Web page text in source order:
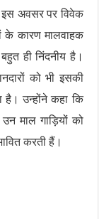
अवसर पर विवेक
के कारण मालवाहक
ही निंदनीय है।
को भी इसकी
है। उन्होंने कहा कि
माल गाड़ियों को
करती हैं।